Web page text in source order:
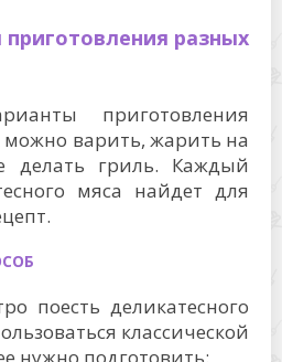
разных
приготовления
можно варить, жарить на
делать гриль. Каждый
мяса найдет для
поесть деликатесного
классической